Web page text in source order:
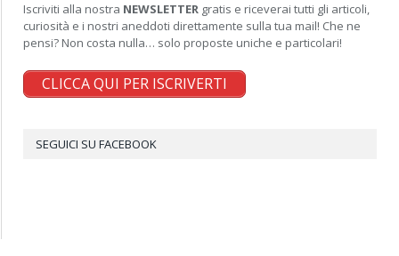
Iscriviti alla nostra NEWSLETTER gratis e riceverai tutti gli articoli,
curiosità e i nostri aneddoti direttamente sulla tua mail! Che ne
pensi? Non costa nulla… solo proposte uniche e particolari!
CLICCA QUI PER ISCRIVERTI
SEGUICI SU FACEBOOK